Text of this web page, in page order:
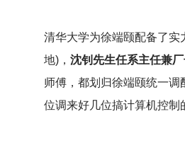
清华大学为徐端颐配备了
地)， 沈钊先生任系主任兼厂
师傅，都划归徐端颐统一
位调来好几位搞计算机控制